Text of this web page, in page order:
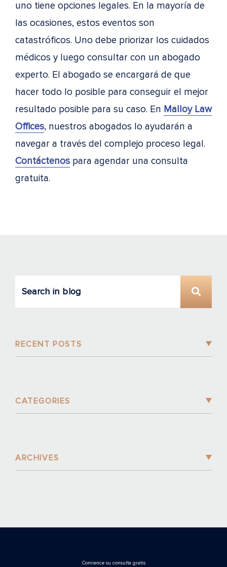
uno tiene opciones legales. En la mayoría de
las ocasiones, estos eventos son
catastróficos. Uno debe priorizar los cuidados
médicos y luego consultar con un abogado
experto. El abogado se encargará de que
hacer todo lo posible para conseguir el mejor
resultado posible para su caso. En Malloy Law
Offices, nuestros abogados lo ayudarán a
navegar a través del complejo proceso legal.
Contáctenos para agendar una consulta
gratuita.
RECENT POSTS
CATEGORIES
ARCHIVES
Cоmience su consulta gratis